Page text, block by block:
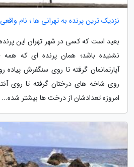
نزدیک ترین پرنده به تهرانی ها ؛ نام
بعید است که کسی در شهر تهران این
نشنیده باشد؛ همان پرنده ای که
آپارتمانمان گرفته تا روی سنگفرش پیاده
روی شاخه های درختان گرفته تا روی
امروزه تعدادشان از درخت ها بیشتر شده...